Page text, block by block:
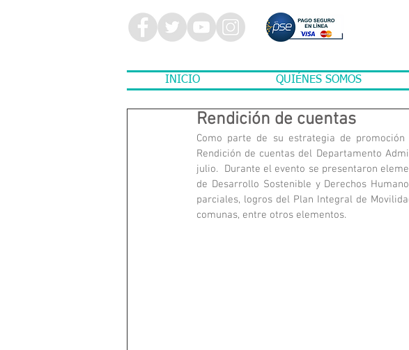
INICIO QUIÉNES SOMOS
Rendición de cuentas
Como parte de su estrategia de
Rendición de cuentas del Departamento
julio.  Durante el evento se presentaron
de Desarrollo Sostenible y Derechos
parciales, logros del Plan Integral de
comunas, entre otros elementos.